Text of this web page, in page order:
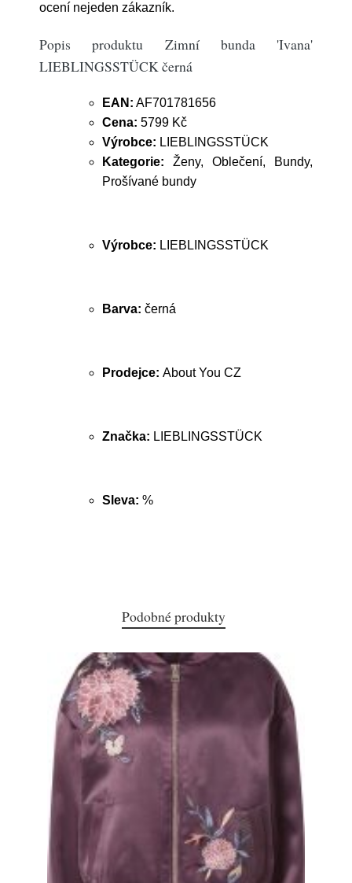
ocení nejeden zákazník.
Popis produktu Zimní bunda 'Ivana'
LIEBLINGSSTÜCK černá
EAN: AF701781656
Cena: 5799 Kč
Výrobce: LIEBLINGSSTÜCK
Kategorie: Ženy, Oblečení, Bundy,
Prošívané bundy
Výrobce: LIEBLINGSSTÜCK
Barva: černá
Prodejce: About You CZ
Značka: LIEBLINGSSTÜCK
Sleva: %
Podobné produkty